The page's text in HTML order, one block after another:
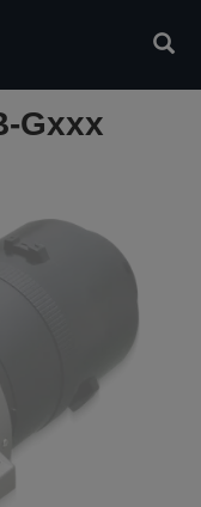
Gxxx